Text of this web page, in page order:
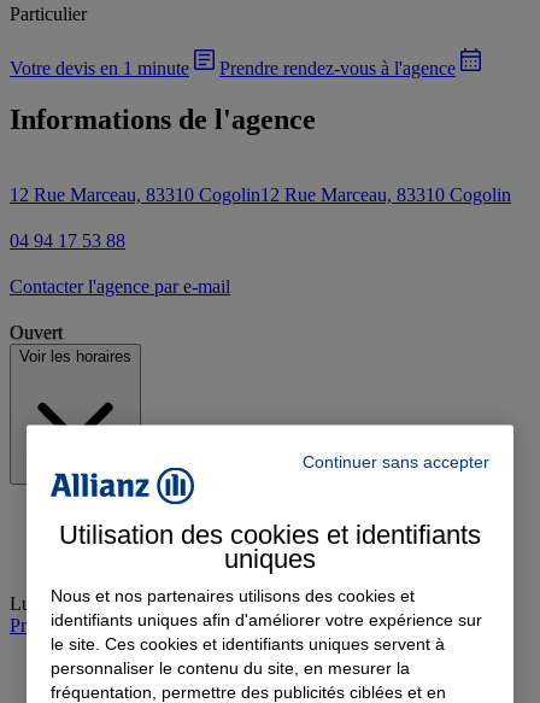
Particulier
Votre devis en 1 minute Prendre rendez-vous à l'agence
Informations de l'agence
12 Rue Marceau, 83310 Cogolin12 Rue Marceau, 83310 Cogolin
04 94 17 53 88
Contacter l'agence par e-mail
Ouvert
Voir les horaires
Lundi: 09:00-12:30, 14:00-17:00
Prendre rendez-vous à l'agence
Continuer sans accepter
Utilisation des cookies et identifiants
uniques
Nous et nos partenaires utilisons des cookies et
identifiants uniques afin d'améliorer votre expérience sur
le site. Ces cookies et identifiants uniques servent à
personnaliser le contenu du site, en mesurer la
fréquentation, permettre des publicités ciblées et en